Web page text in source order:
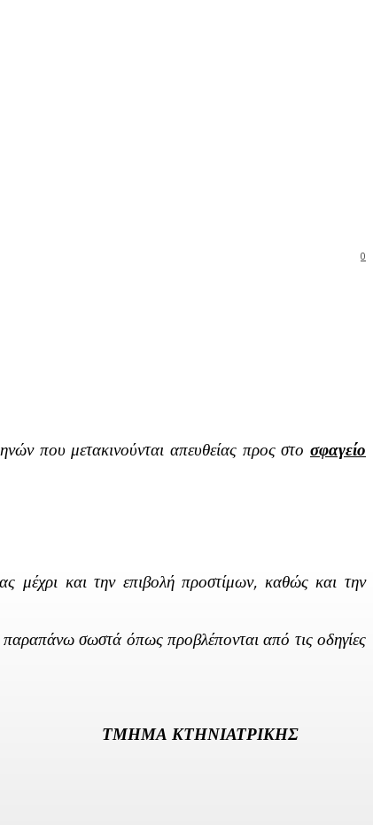
0
που μετακινούνται απευθείας προς στο σφαγείο
μέχρι και την επιβολή προστίμων, καθώς και την
σωστά όπως προβλέπονται από τις οδηγίες
ΚΤΗΝΙΑΤΡΙΚΗΣ